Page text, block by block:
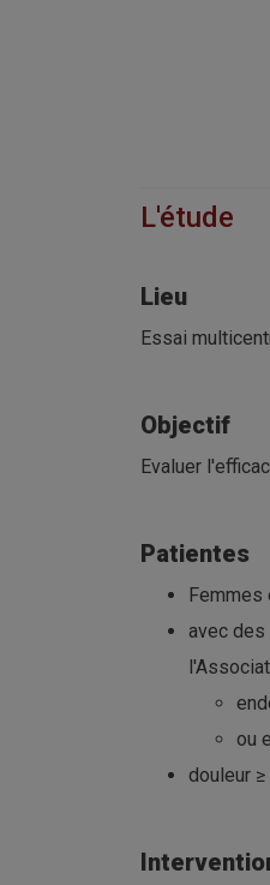
L'étude
Lieu
Essai
Objectif
Evaluer
Patientes
Femmes
avec
ou
douleur